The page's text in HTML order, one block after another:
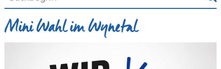
Mini Wahl im Wynetal